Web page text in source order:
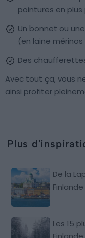
pointures en plus
Un bonnet ou
(en laine
Des
Avec tout ça, vous
ainsi profiter
Plus
De la
Les 15